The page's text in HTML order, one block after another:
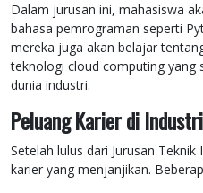
Dalam jurusan ini, mahasiswa
bahasa pemrograman seperti
mereka juga akan belajar
teknologi cloud computing yang
dunia industri.
Peluang Karier di
Setelah lulus dari Jurusan
karier yang menjanjikan.